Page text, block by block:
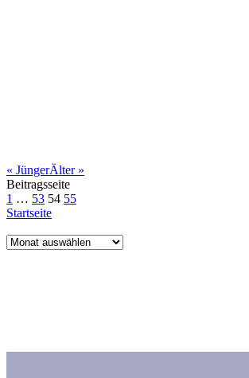
« JüngerÄlter »
Beitragsseite
1 … 53 54 55
Startseite
Archiv